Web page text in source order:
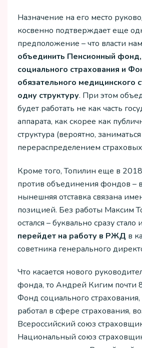
Назначение на его место
косвенно подтверждает еще
предположение – что власти
объединить Пенсионный
социального страхования и
обязательного медицинского
одну структуру. При этом
будет работать не как часть
аппарата, как скорее как
структура (вероятно,
перераспределением
Кроме того, Топилин еще в 2018
против объединения фондов –
нынешняя отставка связана
позицией. Без работы Максим
остался – буквально сразу стало
перейдет на работу в РЖД в
советника генерального
Что касается нового
фонда, то Андрей Кигим почти 8
Фонд социального страхования,
работал в сфере страхования,
Всероссийский союз
Национальный союз